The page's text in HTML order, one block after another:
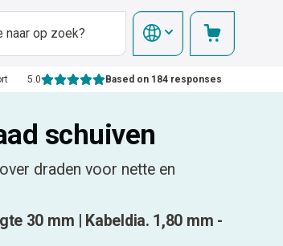
5.0 Based on 184 responses
schuiven
draden voor nette en
30 mm | Kabeldia. 1,80 mm -